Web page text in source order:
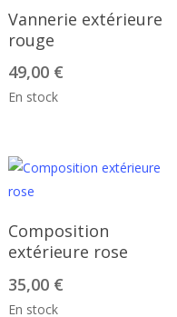
Sélectionnez Des
Vannerie extérieure
rouge
49,00 €
En stock
Sélectionnez Des
Composition
extérieure rose
35,00 €
En stock